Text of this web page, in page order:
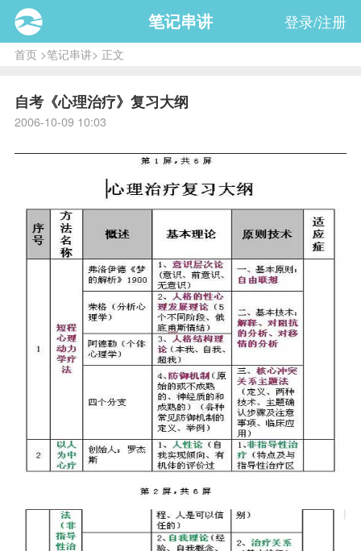
笔记串讲 登录/注册
首页>笔记串讲> 正文
自考《心理治疗》复习大纲
2006-10-09 10:03